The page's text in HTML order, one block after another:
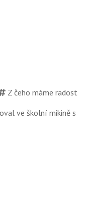
Z čeho máme radost
ve školní mikině s